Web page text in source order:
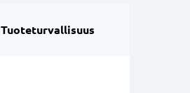
Tuoteturvallisuus